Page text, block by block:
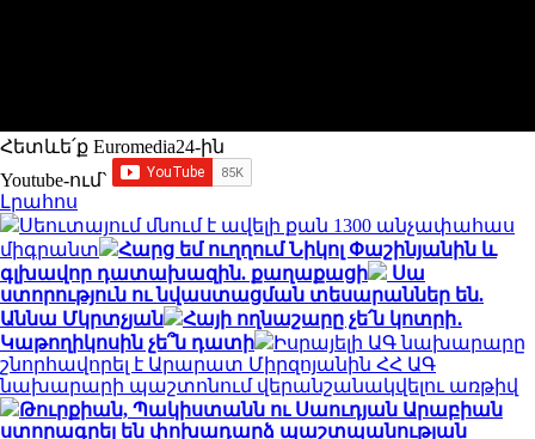
Հետևե՛ք Euromedia24-ին
Youtube-ում`
Լրահոս
Սեուտայում մնում է ավելի քան 1300 անչափահաս
միգրանտ
Հարց եմ ուղղում Նիկոլ Փաշինյանին և
գլխավոր դատախազին. քաղաքացի
Սա
ստորություն ու նվաստացման տեսարաններ են.
Աննա Մկրտչյան
Հայի ողնաշարը չե՛ն կոտրի․
Կաթողիկոսին չե՞ն դատի
Իսրայելի ԱԳ նախարարը
շնորհավորել է Արարատ Միրզոյանին ՀՀ ԱԳ
նախարարի պաշտոնում վերանշանակվելու առթիվ
Թուրքիան, Պակիստանն ու Սաուդյան Արաբիան
ստորագրել են փոխադարձ պաշտպանության